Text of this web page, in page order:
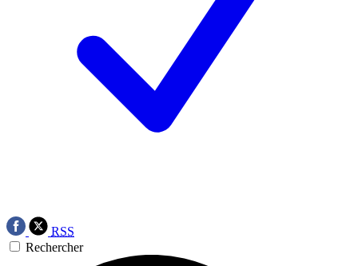
RSS
Rechercher